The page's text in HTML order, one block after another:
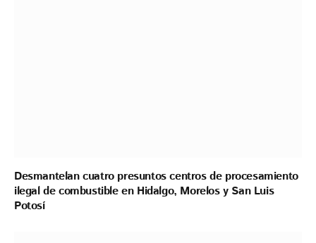
Desmantelan cuatro presuntos centros de procesamiento
ilegal de combustible en Hidalgo, Morelos y San Luis
Potosí